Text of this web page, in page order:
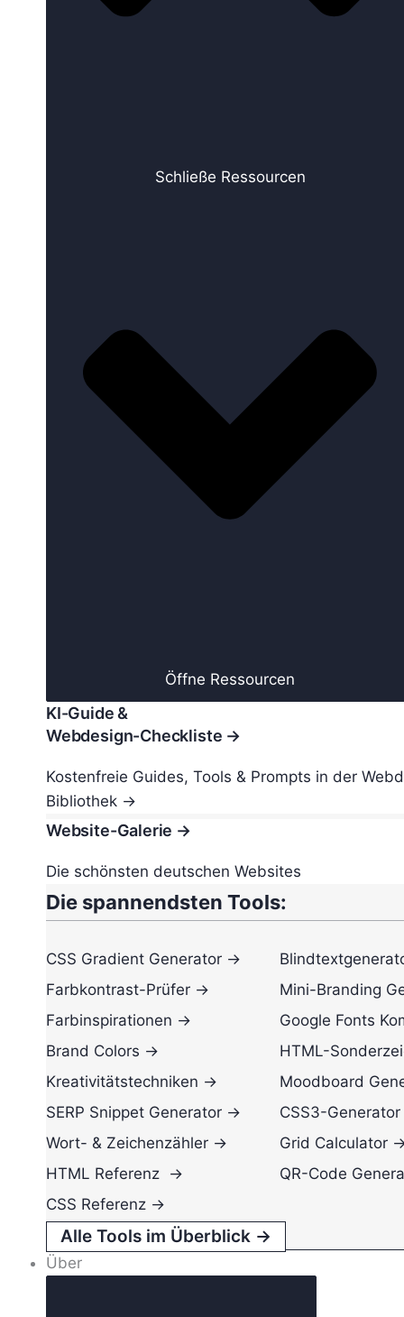
Schließe Ressourcen
Öffne Ressourcen
KI-Guide &
Webdesign-Checkliste →
Kostenfreie Guides, Tools & Prompts in der
Bibliothek →
Website-Galerie →
Die schönsten deutschen Websites
Die spannendsten Tools:
CSS Gradient Generator →
Farbkontrast-Prüfer →
Farbinspirationen →
Brand Colors →
Kreativitätstechniken →
SERP Snippet Generator →
Wort- & Zeichenzähler →
HTML Referenz →
CSS Referenz →
Mini-Branding
Google Fonts
HTML-
Moodboard
CSS3-
Grid Calculator
QR-Code
Alle Tools im Überblick →
Über